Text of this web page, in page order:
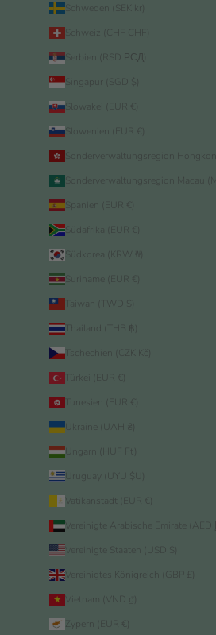
Schweden (SEK kr)
Schweiz (CHF CHF)
Serbien (RSD РСД)
Singapur (SGD $)
Slowakei (EUR €)
Slowenien (EUR €)
Sonderverwaltungsregion
Sonderverwaltungsregion Macau
Spanien (EUR €)
Südafrika (EUR €)
Südkorea (KRW ₩)
Suriname (EUR €)
Taiwan (TWD $)
Thailand (THB ฿)
Tschechien (CZK Kč)
Türkei (EUR €)
Tunesien (EUR €)
Ukraine (UAH ₴)
Ungarn (HUF Ft)
Uruguay (UYU $U)
Vatikanstadt (EUR €)
Vereinigte Staaten (USD $)
Vereinigtes Königreich (GBP £)
Vietnam (VND ₫)
Zypern (EUR €)